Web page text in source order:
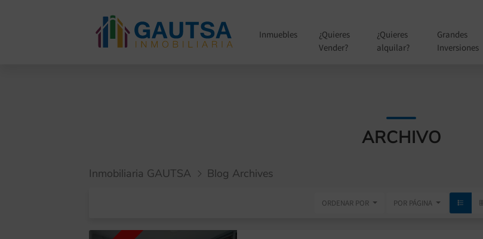
Inmuebles
¿Quieres
Vender?
¿Quieres
alquilar?
Grandes
Inversiones
ARCHIVO
Inmobiliaria GAUTSA Blog Archives
ORDENAR POR POR PÁGINA